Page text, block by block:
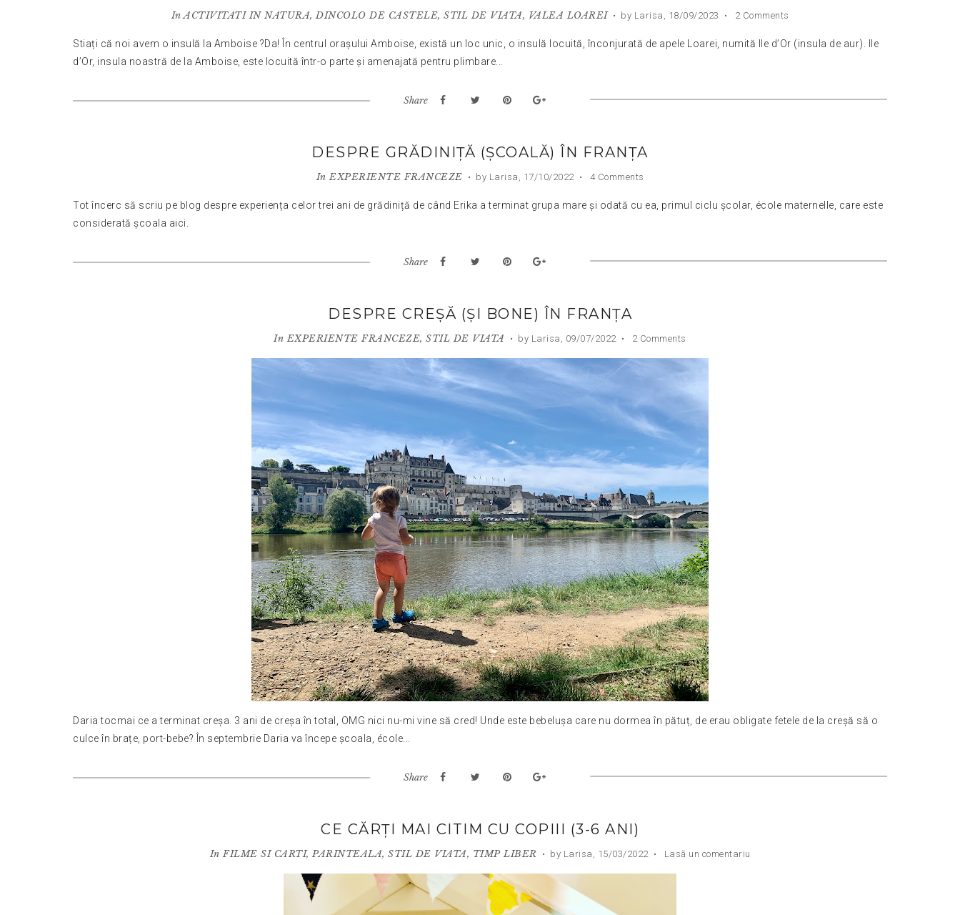
InACTIVITATI IN NATURA,DINCOLO DE CASTELE, STIL DE VIATA, VALEA LOAREI• by Larisa, 18/09/2023 • 2 Comments
Stiați că noi avem o insulă la Amboise ?Da! În centrul orașului Amboise, există un loc unic, o insulă locuită, înconjurată de apele Loarei, numită Ile d’Or (insula de aur). Ile
d’Or, insula noastră de la Amboise, este locuită într-o parte și amenajată pentru plimbare...
Share
DESPRE GRĂDINIȚĂ (ȘCOALĂ) ÎN FRANȚA
InEXPERIENTE FRANCEZE • by Larisa, 17/10/2022 • 4 Comments
Tot încerc să scriu pe blog despre experiența celor trei ani de grădiniță de când Erika a terminat grupa mare și odată cu ea, primul ciclu școlar, école maternelle, care este
considerată școala aici.
Share
DESPRE CREȘĂ (ȘI BONE) ÎN FRANȚA
InEXPERIENTE FRANCEZE,STIL DE VIATA • by Larisa, 09/07/2022 • 2 Comments
Daria tocmai ce a terminat creșa. 3 ani de creșa în total, OMG nici nu-mi vine să cred! Unde este bebelușa care nu dormea în pătuț, de erau obligate fetele de la creșă să o
culce în brațe, port-bebe? În septembrie Daria va începe școala, école...
Share
CE CĂRȚI MAI CITIM CU COPIII (3-6 ANI)
InFILME SI CARTI, PARINTEALA, STIL DE VIATA, TIMP LIBER • by Larisa, 15/03/2022 • Lasă un comentariu